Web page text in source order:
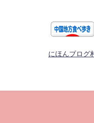
にほんブログ